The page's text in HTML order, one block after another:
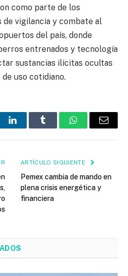
como parte de los
vigilancia y combate al
del país, donde
entrenados y tecnología
sustancias ilícitas ocultas
uso cotidiano.
LinkedInTumblr WhatsAppEmail
ARTÍCULO SIGUIENTE
Pemex cambia de mando en
plena crisis energética y
financiera